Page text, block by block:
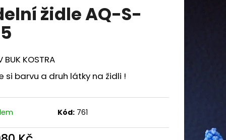
židle AQ-S-
BUK KOSTRA
si barvu a druh látky na židli !
Kód: 761
UŠÁK